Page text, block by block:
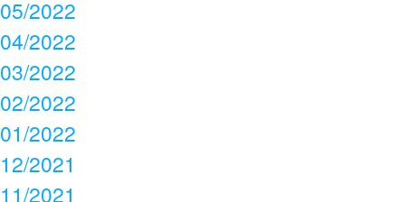
05/2022
04/2022
03/2022
02/2022
01/2022
12/2021
11/2021